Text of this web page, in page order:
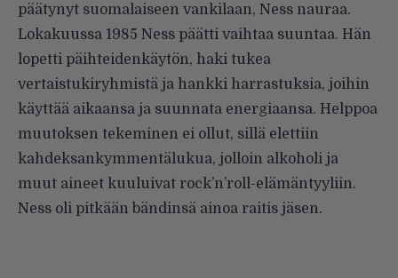
päätynyt suomalaiseen vankilaan, Ness nauraa.
Lokakuussa 1985 Ness päätti vaihtaa suuntaa. Hän
lopetti päihteidenkäytön, haki tukea
vertaistukiryhmistä ja hankki harrastuksia, joihin
käyttää aikaansa ja suunnata energiaansa. Helppoa
muutoksen tekeminen ei ollut, sillä elettiin
kahdeksankymmentälukua, jolloin alkoholi ja
muut aineet kuuluivat rock’n’roll-elämäntyyliin.
Ness oli pitkään bändinsä ainoa raitis jäsen.